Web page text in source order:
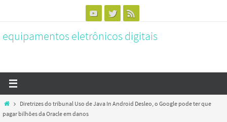
content
equipamentos eletrônicos digitais
HomeDiretrizes do tribunal Uso de Java In Android Desleo, o Google pode ter que
pagar bilhões da Oracle em danos